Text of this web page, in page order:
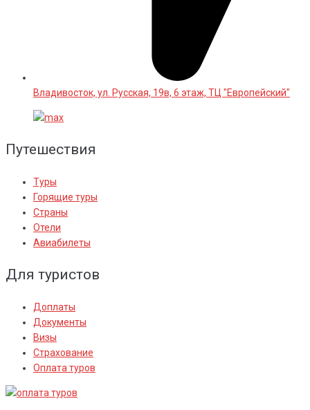
Владивосток, ул. Русская, 19в, 6 этаж, ТЦ "Европейский"
Путешествия
Туры
Горящие туры
Страны
Отели
Авиабилеты
Для туристов
Доплаты
Документы
Визы
Страхование
Оплата туров